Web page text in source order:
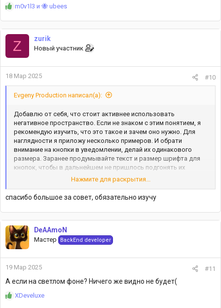
Р
а
к
ц
и
и
:
m0v1l3 и 🐝 ubees
Z zurik
Новый участник
18 Мар 2025 #10
Evgeny Production написал(а):
Добавлю от себя, что стоит активнее использовать
негативное пространство. Если не знаком с этим понятием, я
рекомендую изучить, что это такое и зачем оно нужно. Для
наглядности я приложу несколько примеров. И обрати
внимание на кнопки в уведомлении, делай их одинакового
размера. Заранее продумывайте текст и размер шрифта для
кнопок, чтобы в дальнейшем не пришлось подгонять их
размер под контент.Нажмите для раскрытия...
спасибо большое за совет, обязательно изучу
DeAAmoN
Мастер BackEnd developer
19 Мар 2025 #11
А если на светлом фоне? Ничего же видно не будет(
Р
XDeveluxe